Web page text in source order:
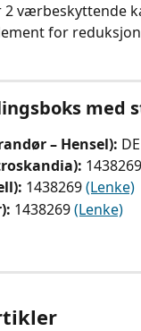
værbeskyttende
for
med
– Hensel):
1438269
1438269 (Lenke)
1438269 (Lenke)